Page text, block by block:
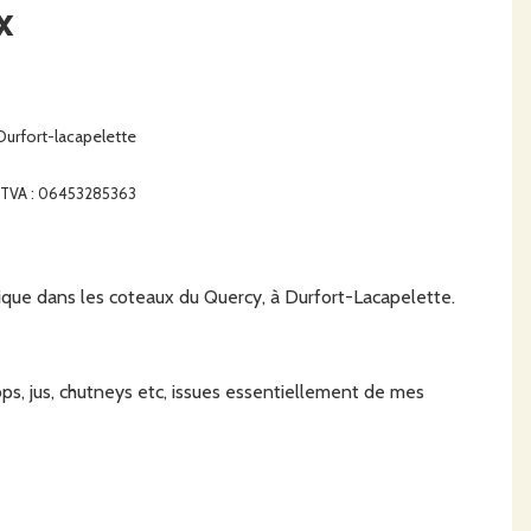
lacapelette
: 06453285363
dans les coteaux du Quercy, à Durfort-Lacapelette.
jus, chutneys etc, issues essentiellement de mes